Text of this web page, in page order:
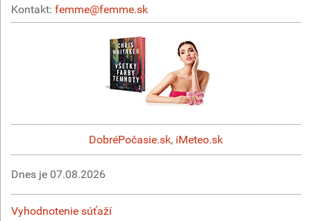
Kontakt: femme@femme.sk
DobréPočasie.sk, iMeteo.sk
Dnes je 07.08.2026
Vyhodnotenie súťaží